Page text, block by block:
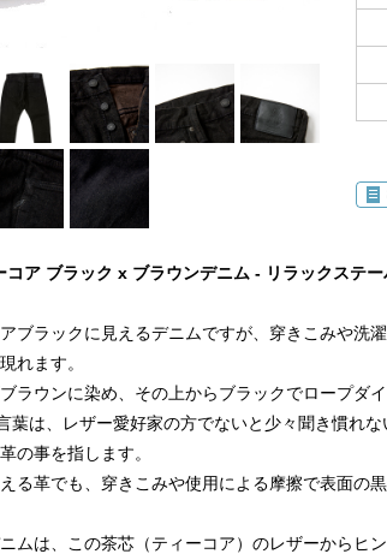
コア ブラック x ブラウンデニム - リラックステー
ブラックに見えるデニムですが、穿きこみや洗
れます。
ラウンに染め、その上からブラックでロープダ
葉は、レザー愛好家の方でないと少々聞き慣れ
の事を指します。
る革でも、穿きこみや使用による摩擦で表面の
ムは、この茶芯（ティーコア）のレザーからヒ